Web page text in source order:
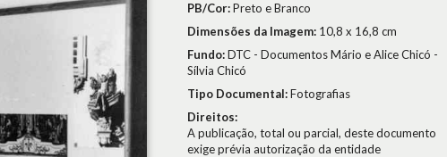
PB/Cor:Preto e Branco
Dimensões da Imagem: 10,8 x 16,8 cm
Fundo:DTC - Documentos Mário e Alice Chicó -
Sílvia Chicó
Tipo Documental:Fotografias
Direitos:
A publicação, total ou parcial, deste documento
exige prévia autorização da entidade